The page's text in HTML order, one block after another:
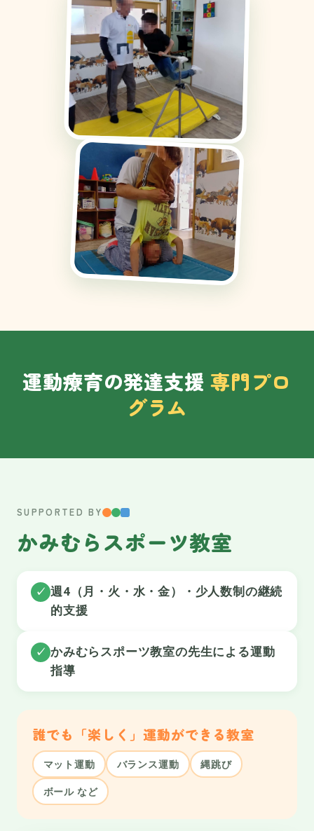
運動療育の発達支援 専門プロ
グラム
SUPPORTED BY
かみむらスポーツ教室
✓ 週4（月・火・水・金）・少人数制の継続
的支援
✓ かみむらスポーツ教室の先生による運動
指導
誰でも「楽しく」運動ができる教室
マット運動 バランス運動 縄跳び
ボール など